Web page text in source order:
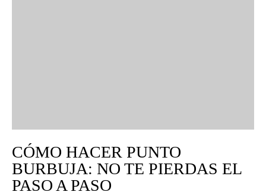
CÓMO HACER PUNTO
BURBUJA: NO TE PIERDAS EL
PASO A PASO